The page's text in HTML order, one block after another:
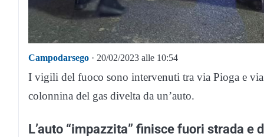
Campodarsego · 20/02/2023 alle 10:54
I vigili del fuoco sono intervenuti tra via Pioga e
colonnina del gas divelta da un’auto.
L’auto “impazzita” finisce fuori strada e